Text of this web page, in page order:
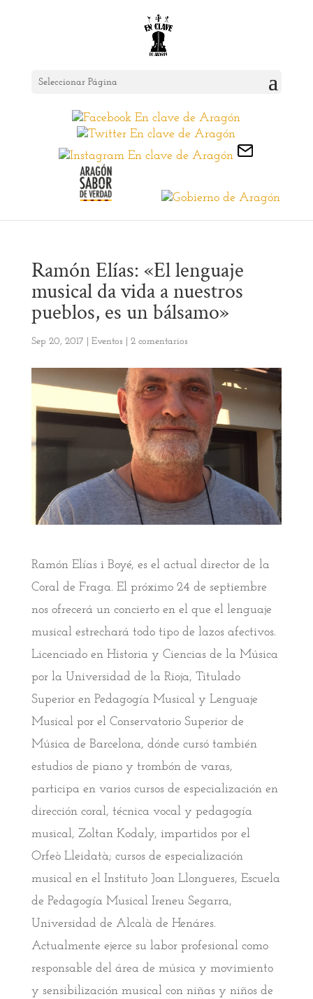
Seleccionar Página
Ramón Elías: «El lenguaje
musical da vida a nuestros
pueblos, es un bálsamo»
Sep 20, 2017 Eventos 2 comentarios
Ramón Elías i Boyé, es el actual director de la
Coral de Fraga. El próximo 24 de septiembre
nos ofrecerá un concierto en el que el lenguaje
musical estrechará todo tipo de lazos afectivos.
Licenciado en Historia y Ciencias de la Música
por la Universidad de la Rioja, Titulado
Superior en Pedagogía Musical y Lenguaje
Musical por el Conservatorio Superior de
Música de Barcelona, dónde cursó también
estudios de piano y trombón de varas,
participa en varios cursos de especialización en
dirección coral, técnica vocal y pedagogía
musical, Zoltan Kodaly, impartidos por el
Orfeò Lleidatà; cursos de especialización
musical en el Instituto Joan Llongueres, Escuela
de Pedagogía Musical Ireneu Segarra,
Universidad de Alcalà de Henáres.
Actualmente ejerce su labor profesional como
responsable del área de música y movimiento
y sensibilización musical con niñas y niños de